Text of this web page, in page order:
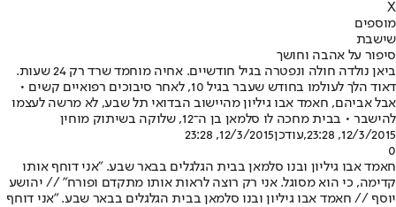
X
מוספים
שישבת
סיפור על אהבה וחושך
ביאן נולדה חולה ונפטרה בגיל חודשיים. אחיה מוחמד שרד רק 24 שעות.
דאוד הלך לעולמו בחודש שעבר בגיל 10, לאחר סיבוכים רפואיים קשים •
אבל אביהם, חאמד אבו גיליון מהיישוב הבדואי תל שבע, לא מרשה לעצמו
להישבר • בבית מחכה לו סלמאן בן ה־12, שלוקה בשיתוק מוחין
12/3/2015, 23:28
,עודכן12/3/2015, 23:28
0
חאמד אבו גיליון ובנו סלמאן בבית הגלגלים בבאר שבע. "אני דוחף אותו
קדימה, כי הוא מסוגל. אני רק רוצה לראות אותו מתקדם ופורח" // יהושע
יוסף // חאמד אבו גיליון ובנו סלמאן בבית הגלגלים בבאר שבע. "אני דוחף